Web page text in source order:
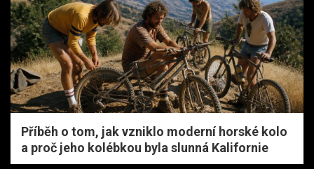
Příběh o tom, jak vzniklo moderní horské kolo
a proč jeho kolébkou byla slunná Kalifornie